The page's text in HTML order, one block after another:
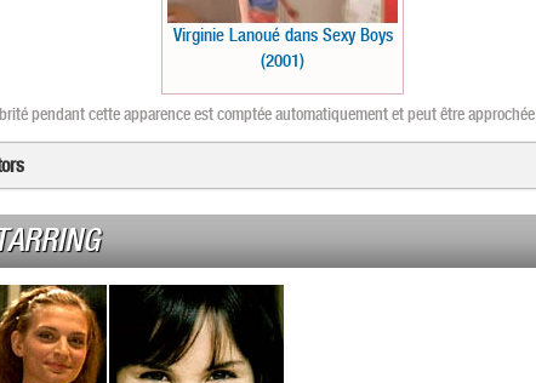
Virginie Lanoué dans Sexy Boys
(2001)
pendant cette apparence est comptée automatiquement et peut être approchée.